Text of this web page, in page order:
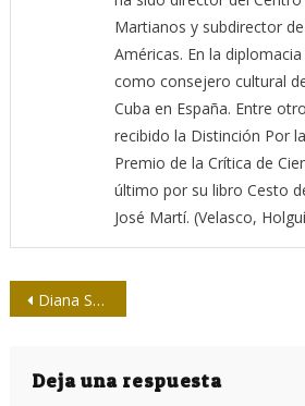
Martianos y subdirector
Américas. En la
como consejero cultural
Cuba en España. Entre
recibido la Distinción Por
Premio de la Crítica de
último por su libro Cesto
José Martí. (Velasco,
Navegación
entradas
Diana Sacayán, ¡Presente!
Deja una respuesta